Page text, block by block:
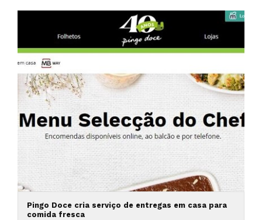
Pingo Doce cria serviço de entregas em casa para
comida fresca